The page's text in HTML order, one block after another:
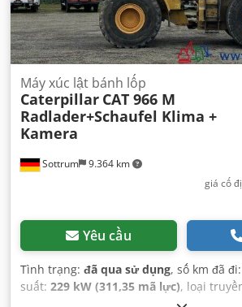
Sottrum 9.364 km
Máy xúc lật bánh lốp
Caterpillar CAT 966 M
Radlader+Schaufel Klima +
Kamera
giá cố
Yêu cầu
Tình trạng: đã qua sử dụng, số km đã đi:
suất: 229 kW (311,35 mã lực), loại
diesel, màu sắc: